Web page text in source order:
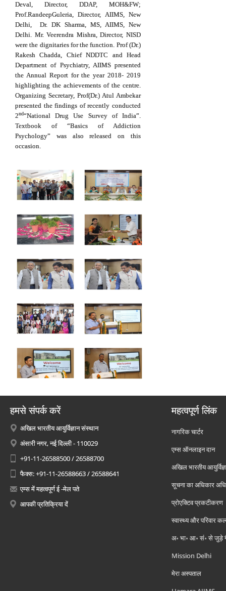
Deval, Director, DDAP, MOH&FW;
Prof.RandeepGuleria, Director, AIIMS, New
Delhi, Dr. DK Sharma, MS, AIIMS, New
Delhi. Mr. Veerendra Mishra, Director, NISD
were the dignitaries for the function. Prof (Dr.)
Rakesh Chadda, Chief NDDTC and Head
Department of Psychiatry, AIIMS presented
the Annual Report for the year 2018- 2019
highlighting the achievements of the centre.
Organizing Secretary, Prof(Dr.) Atul Ambekar
presented the findings of recently conducted
2nd“National Drug Use Survey of India”.
Textbook of “Basics of Addiction
Psychology” was also released on this
occasion.
हमसे संपर्क करें
अखिल भारतीय आयुर्विज्ञान संस्थान
अंसारी नगर, नई दिल्ली - 110029
+91-11-26588500 / 26588700
फैक्स: +91-11-26588663 / 26588641
एम्स में महत्वपूर्ण ई -मेल पते
आपकी प्रतिक्रिया दें
महत्वपूर्ण लिंक
नागरिक चार्टर
एम्स ऑनलाइन दान
अखिल भारतीय
सूचना का अधिकार
प्रोएक्टिव प्रकटीकरण
स्वास्थ्य और परिवार
अ॰ भा॰ आ॰ सं॰ से जुड़े
Mission Delhi
मेरा अस्पताल